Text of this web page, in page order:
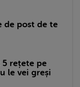
de post de te
5 rețete pe
le vei greși